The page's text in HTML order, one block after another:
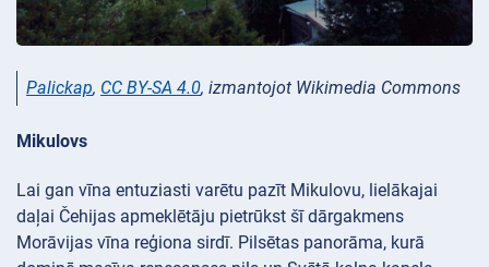
Palickap, CC BY-SA 4.0, izmantojot Wikimedia Commons
Mikulovs
Lai gan vīna entuziasti varētu pazīt Mikulovu, lielākajai
daļai Čehijas apmeklētāju pietrūkst šī dārgakmens
Morāvijas vīna reģiona sirdī. Pilsētas panorāma, kurā